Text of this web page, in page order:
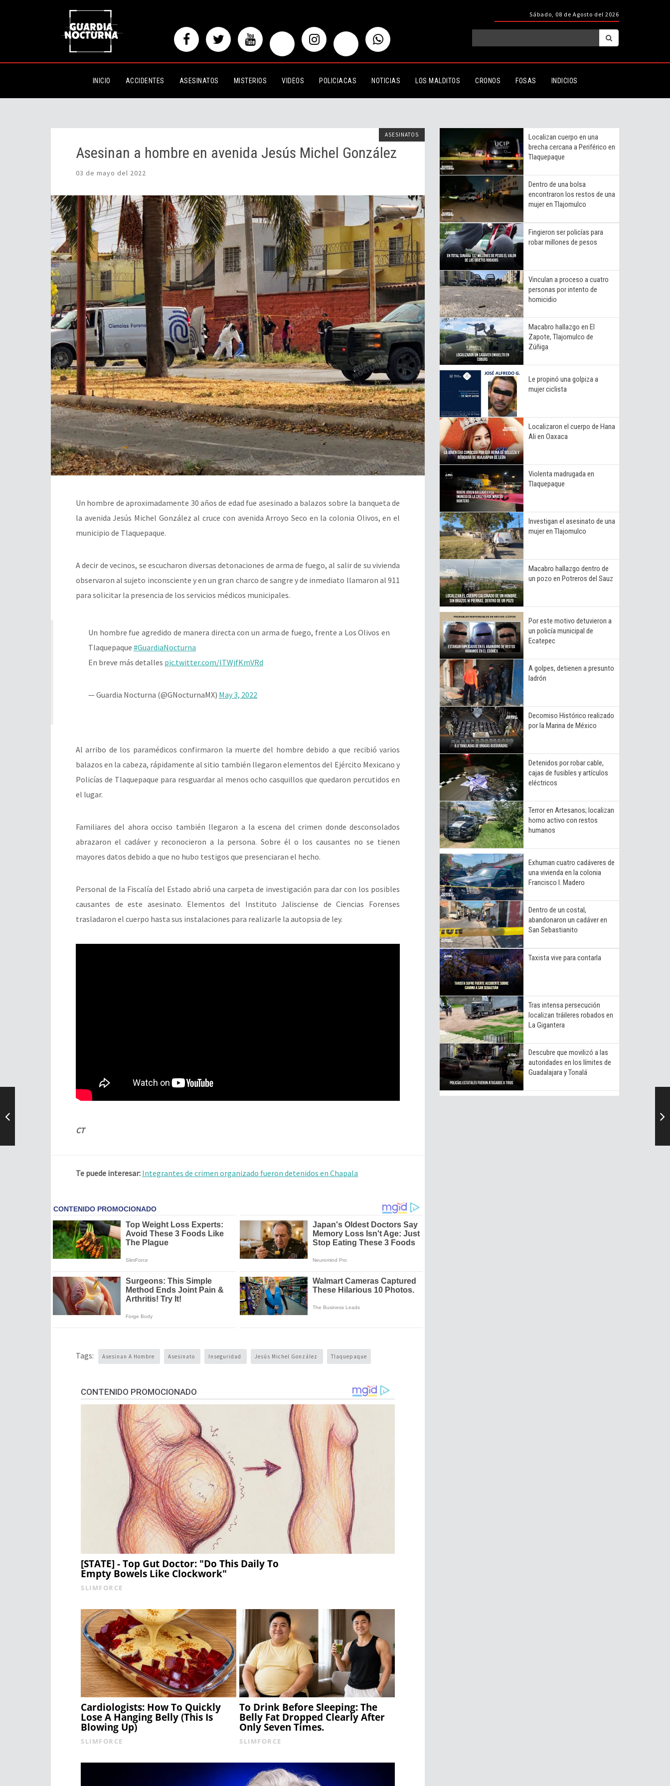
Sábado, 08 de Agosto del 2026
INICIO ACCIDENTES ASESINATOS MISTERIOS VIDEOS POLICIACAS NOTICIAS LOS MALDITOS CRONOS FOSAS INDICIOS
Asesinan a hombre en avenida Jesús Michel González
ASESINATOS
Asesinan a hombre en avenida Jesús Michel González
03 de mayo del 2022
Un hombre de aproximadamente 30 años de edad fue asesinado a balazos sobre la banqueta de
la avenida Jesús Michel González al cruce con avenida Arroyo Seco en la colonia Olivos, en el
municipio de Tlaquepaque.
A decir de vecinos, se escucharon diversas detonaciones de arma de fuego, al salir de su vivienda
observaron al sujeto inconsciente y en un gran charco de sangre y de inmediato llamaron al 911
para solicitar la presencia de los servicios médicos municipales.
Un hombre fue agredido de manera directa con un arma de fuego, frente a Los Olivos en
Tlaquepaque #GuardiaNocturna
En breve más detalles pic.twitter.com/lTWjfKmVRd
— Guardia Nocturna (@GNocturnaMX) May 3, 2022
Al arribo de los paramédicos confirmaron la muerte del hombre debido a que recibió varios
balazos en la cabeza, rápidamente al sitio también llegaron elementos del Ejército Mexicano y
Policías de Tlaquepaque para resguardar al menos ocho casquillos que quedaron percutidos en
el lugar.
Familiares del ahora occiso también llegaron a la escena del crimen donde desconsolados
abrazaron el cadáver y reconocieron a la persona. Sobre él o los causantes no se tienen
mayores datos debido a que no hubo testigos que presenciaran el hecho.
Personal de la Fiscalía del Estado abrió una carpeta de investigación para dar con los posibles
causantes de este asesinato. Elementos del Instituto Jalisciense de Ciencias Forenses
trasladaron el cuerpo hasta sus instalaciones para realizarle la autopsia de ley.
CT
Te puede interesar: Integrantes de crimen organizado fueron detenidos en Chapala
Tags: Asesinan A Hombre Asesinato Inseguridad Jesús Michel González Tlaquepaque
CONTENIDO PROMOCIONADO
[STATE] - Top Gut Doctor: "Do This Daily To
Empty Bowels Like Clockwork"
SLIMFORCE
Cardiologists: How To Quickly
Lose A Hanging Belly (This Is
Blowing Up)
SLIMFORCE
To Drink Before Sleeping: The
Belly Fat Dropped Clearly After
Only Seven Times.
SLIMFORCE
Localizan cuerpo en una
brecha cercana a Periférico en
Tlaquepaque
Dentro de una bolsa
encontraron los restos de una
mujer en Tlajomulco
Fingieron ser policías para
robar millones de pesos
Vinculan a proceso a cuatro
personas por intento de
homicidio
Macabro hallazgo en El
Zapote, Tlajomulco de
Zúñiga
Le propinó una golpiza a
mujer ciclista
Localizaron el cuerpo de Hana
Ali en Oaxaca
Violenta madrugada en
Tlaquepaque
Investigan el asesinato de una
mujer en Tlajomulco
Macabro hallazgo dentro de
un pozo en Potreros del Sauz
Por este motivo detuvieron a
un policía municipal de
Ecatepec
A golpes, detienen a presunto
ladrón
Decomiso Histórico realizado
por la Marina de México
Detenidos por robar cable,
cajas de fusibles y artículos
eléctricos
Terror en Artesanos; localizan
horno activo con restos
humanos
Exhuman cuatro cadáveres de
una vivienda en la colonia
Francisco I. Madero
Dentro de un costal,
abandonaron un cadáver en
San Sebastianito
Taxista vive para contarla
Tras intensa persecución
localizan tráileres robados en
La Gigantera
Descubre que movilizó a las
autoridades en los límites de
Guadalajara y Tonalá